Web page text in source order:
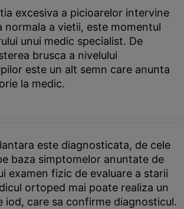
excesiva a picioarelor intervine
normala a vietii, este momentul
unui medic specialist. De
brusca a nivelului
este un alt semn care anunta
la medic.
este diagnosticata, de cele
baza simptomelor anuntate de
examen fizic de evaluare a starii
ortoped mai poate realiza un
iod, care sa confirme diagnosticul.